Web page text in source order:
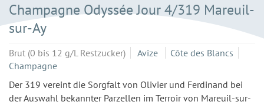
Champagne Odyssée Jour 4/319 Mareuil-
sur-Ay
Brut (0 bis 12 g/L Restzucker) Avize
Côte des Blancs
Champagne
Der 319 vereint die Sorgfalt von Olivier und Ferdinand bei
der Auswahl bekannter Parzellen im Terroir von Mareuil-sur-